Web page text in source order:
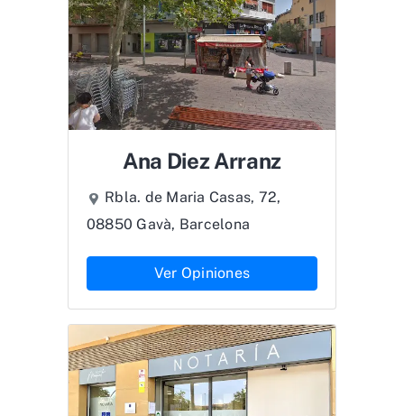
Ana Diez Arranz
Rbla. de Maria Casas, 72,
08850 Gavà, Barcelona
Ver Opiniones